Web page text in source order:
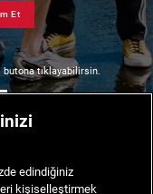
Et
tıklayabilirsin.
edindiğiniz
kişiselleştirmek